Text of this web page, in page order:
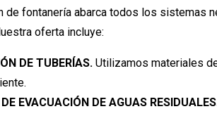
de fontanería abarca todos los sistemas
oferta incluye:
DE TUBERÍAS. Utilizamos materiales
EVACUACIÓN DE AGUAS